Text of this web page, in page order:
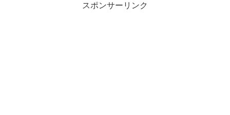
スポンサーリンク